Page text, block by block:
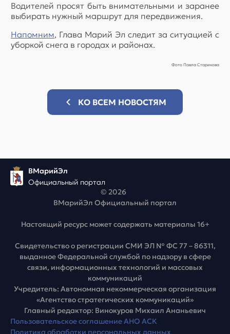
Водителей просят быть внимательными и заранее
выбирать нужный маршрут для передвижения.
Напомним, Глава Марий Эл следит за ситуацией с
уборкой снега в городах и районах.
Фото Павла Старикова
КО ВСЕМ НОВОСТЯМ
ВМарийЭл
Официальный портал
© 2026
ВМарийЭл Официальный портал
Настоящий ресурс может содержать материалы 16+
Свидетельство о регистрации СМИ ЭЛ № ФС 77 – 86311,
выданное Федеральной службой по надзору в сфере
связи, информационных технологий и массовых
коммуникаций
Учредитель: Автономная некоммерческая организация
«Агентство стратегических коммуникаций»
Главный редактор: Винокуров Михаил Ананьевич
Пользовательское соглашение АНО АСК
Политика обработки персональных данных